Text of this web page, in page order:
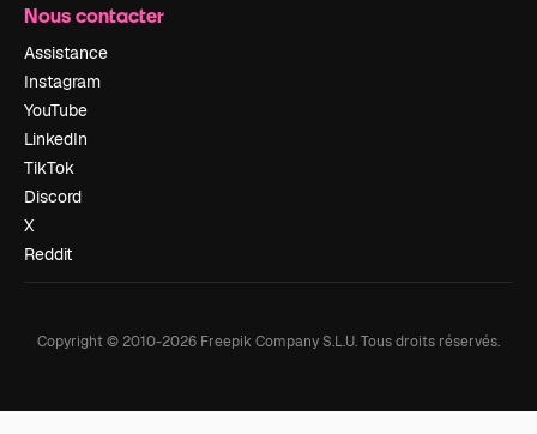
Nous contacter
Assistance
Instagram
YouTube
LinkedIn
TikTok
Discord
X
Reddit
Copyright © 2010-2026 Freepik Company S.L.U.Tous droits réservés.